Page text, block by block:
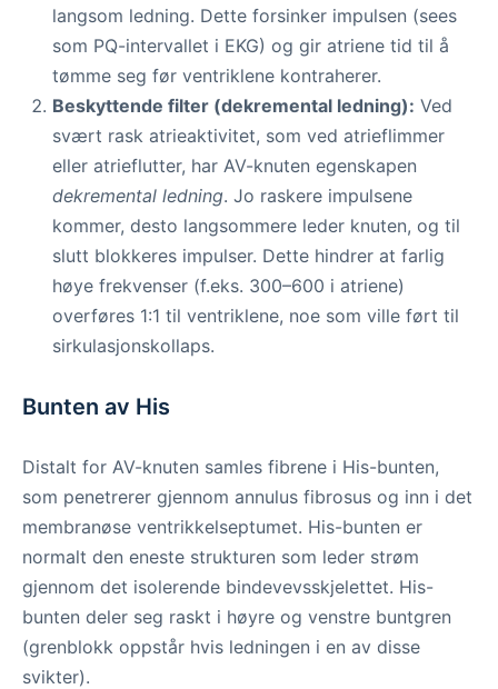
langsom ledning. Dette forsinker impulsen (sees
som PQ-intervallet i EKG) og gir atriene tid til å
tømme seg før ventriklene kontraherer.
Beskyttende filter (dekremental ledning): Ved
svært rask atrieaktivitet, som ved atrieflimmer
eller atrieflutter, har AV-knuten egenskapen
dekremental ledning. Jo raskere impulsene
kommer, desto langsommere leder knuten, og til
slutt blokkeres impulser. Dette hindrer at farlig
høye frekvenser (f.eks. 300–600 i atriene)
overføres 1:1 til ventriklene, noe som ville ført til
sirkulasjonskollaps.
Bunten av His
Distalt for AV-knuten samles fibrene i His-bunten,
som penetrerer gjennom annulus fibrosus og inn i det
membranøse ventrikkelseptumet. His-bunten er
normalt den eneste strukturen som leder strøm
gjennom det isolerende bindevevsskjelettet. His-
bunten deler seg raskt i høyre og venstre buntgren
(grenblokk oppstår hvis ledningen i en av disse
svikter).